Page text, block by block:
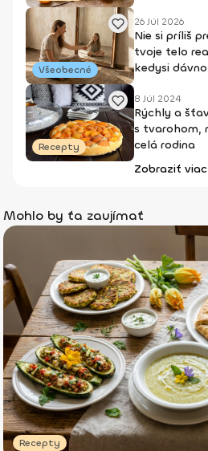
Všeobecné
26 Júl 2026
Nie si príliš
tvoje telo
kedysi dávno
Recepty
8 Júl 2024
Rýchly a
s tvarohom,
celá rodina
Zobraziť viac
Mohlo by ťa zaujímať
Recepty